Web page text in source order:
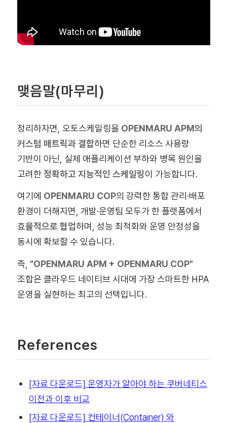
맺음말(마무리)
정리하자면, 오토스케일링을 OPENMARU APM의
커스텀 매트릭과 결합하면 단순한 리소스 사용량
기반이 아닌, 실제 애플리케이션 부하와 병목 원인을
고려한정확하고 지능적인 스케일링이 가능합니다.
여기에 OPENMARU COP의 강력한 통합 관리·배포
환경이 더해지면, 개발·운영팀 모두가 한 플랫폼에서
효율적으로 협업하며, 성능 최적화와 운영 안정성을
동시에 확보할 수 있습니다.
즉, “OPENMARU APM + OPENMARU COP“
조합은 클라우드 네이티브 시대에 가장 스마트한 HPA
운영을 실현하는 최고의 선택입니다.
References
[자료 다운로드] 운영자가 알아야 하는 쿠버네티스
이전과 이후 비교
[자료 다운로드] 컨테이너(Container) 와